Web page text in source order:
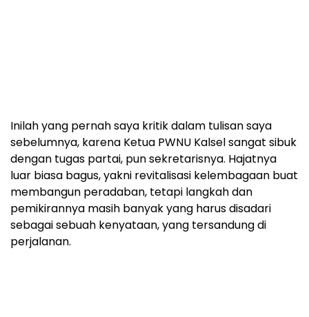
Inilah yang pernah saya kritik dalam tulisan saya
sebelumnya, karena Ketua PWNU Kalsel sangat sibuk
dengan tugas partai, pun sekretarisnya. Hajatnya
luar biasa bagus, yakni revitalisasi kelembagaan buat
membangun peradaban, tetapi langkah dan
pemikirannya masih banyak yang harus disadari
sebagai sebuah kenyataan, yang tersandung di
perjalanan.